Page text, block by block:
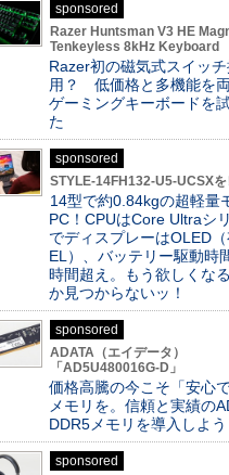
sponsored
Razer Huntsman V3 HE
Tenkeyless 8kHz Keyboard
Razer初の磁気式スイッ
用？ 低価格と多機能を
ゲーミングキーボードを
た
sponsored
STYLE-14FH132-U5-UCSX
14型で約0.84kgの超軽量
PC！CPUはCore Ultraシ
でディスプレーはOLED
EL）、バッテリー駆動時
時間超え。もう欲しくな
か見つからないッ！
sponsored
ADATA（エイデータ）
「AD5U480016G-D」
価格高騰の今こそ「安心で
メモリを。信頼と実績の
DDR5メモリを導入しよう
sponsored